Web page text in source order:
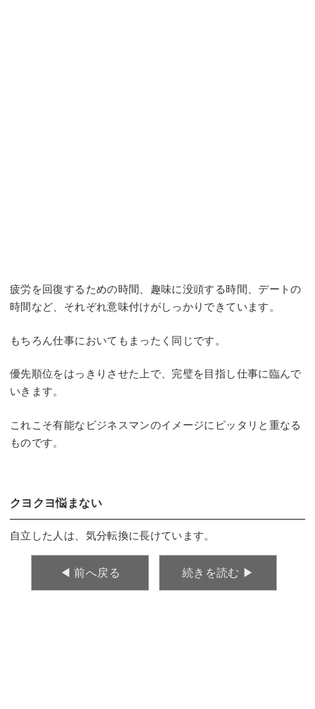
疲労を回復するための時間、趣味に没頭する時間、デートの
時間など、それぞれ意味付けがしっかりできています。
もちろん仕事においてもまったく同じです。
優先順位をはっきりさせた上で、完璧を目指し仕事に臨んで
いきます。
これこそ有能なビジネスマンのイメージにピッタリと重なる
ものです。
クヨクヨ悩まない
自立した人は、気分転換に長けています。
◀︎ 前へ戻る 続きを読む ▶︎